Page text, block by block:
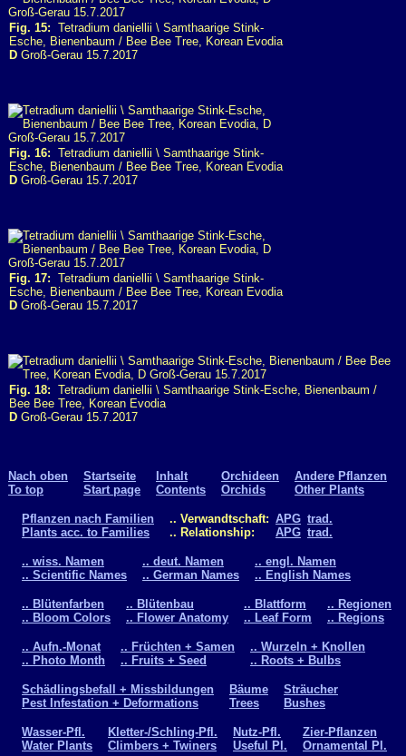
Fig. 15: Tetradium daniellii \ Samthaarige Stink-
Esche, Bienenbaum / Bee Bee Tree, Korean Evodia
D Groß-Gerau 15.7.2017
Fig. 16: Tetradium daniellii \ Samthaarige Stink-
Esche, Bienenbaum / Bee Bee Tree, Korean Evodia
D Groß-Gerau 15.7.2017
Fig. 17: Tetradium daniellii \ Samthaarige Stink-
Esche, Bienenbaum / Bee Bee Tree, Korean Evodia
D Groß-Gerau 15.7.2017
Fig. 18: Tetradium daniellii \ Samthaarige Stink-Esche, Bienenbaum /
Bee Bee Tree, Korean Evodia
D Groß-Gerau 15.7.2017
Nach oben
To top
Startseite
Start page
Inhalt
Contents
Orchideen
Orchids
Andere Pflanzen
Other Plants
Pflanzen nach Familien
Plants acc. to Families
.. Verwandtschaft:
.. Relationship:
APG
APG
trad.
trad.
.. wiss. Namen
.. Scientific Names
.. deut. Namen
.. German Names
.. engl. Namen
.. English Names
.. Blütenfarben
.. Bloom Colors
.. Blütenbau
.. Flower Anatomy
.. Blattform
.. Leaf Form
.. Regionen
.. Regions
.. Aufn.-Monat
.. Photo Month
.. Früchten + Samen
.. Fruits + Seed
.. Wurzeln + Knollen
.. Roots + Bulbs
Schädlingsbefall + Missbildungen
Pest Infestation + Deformations
Bäume
Trees
Sträucher
Bushes
Wasser-Pfl.
Water Plants
Kletter-/Schling-Pfl.
Climbers + Twiners
Nutz-Pfl.
Useful Pl.
Zier-Pflanzen
Ornamental Pl.